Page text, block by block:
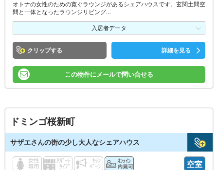
オトナの女性のための寛ぐラウンジがあるシェアハウスです。玄関土間空
間と一体となったラウンジリビング…
入居者データ
クリップ 詳細を見る
この物件にメールで問い合せる
ドミンゴ桜新町
サザエさんの街の少し大人なシェアハウス
空室